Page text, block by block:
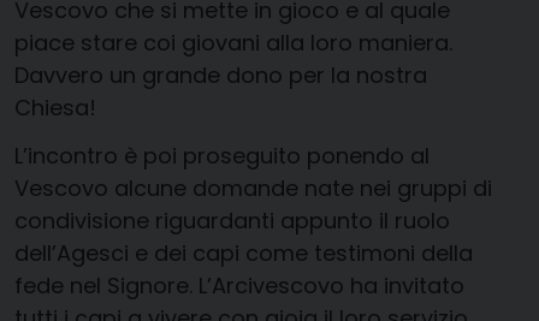
Vescovo che si mette in gioco e al quale
piace stare coi giovani alla loro maniera.
Davvero un grande dono per la nostra
Chiesa!
L’incontro è poi proseguito ponendo al
Vescovo alcune domande nate nei gruppi di
condivisione riguardanti appunto il ruolo
dell’Agesci e dei capi come testimoni della
fede nel Signore. L’Arcivescovo ha invitato